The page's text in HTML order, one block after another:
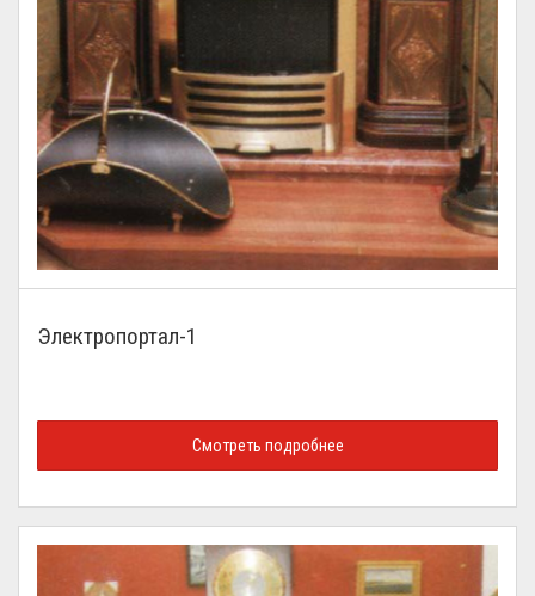
Электропортал-1
Смотреть подробнее